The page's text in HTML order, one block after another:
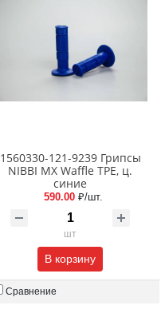
1560330-121-9239 Грипсы
NIBBI MX Waffle TPE, ц.
синие
590.00 ₽/шт.
шт
В корзину
Сравнение